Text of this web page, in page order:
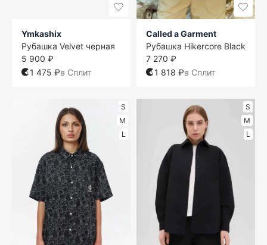
Ymkashix
Рубашка Velvet черная
5 900 ₽
1 475 ₽в Сплит
Called a Garment
Рубашка Hikercore Black
7 270 ₽
1 818 ₽в Сплит
S
M
L
S
M
L